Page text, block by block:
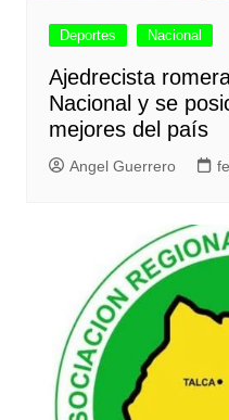
Deportes Nacional
Ajedrecista
Nacional y se
mejores del país
Angel Guerrero